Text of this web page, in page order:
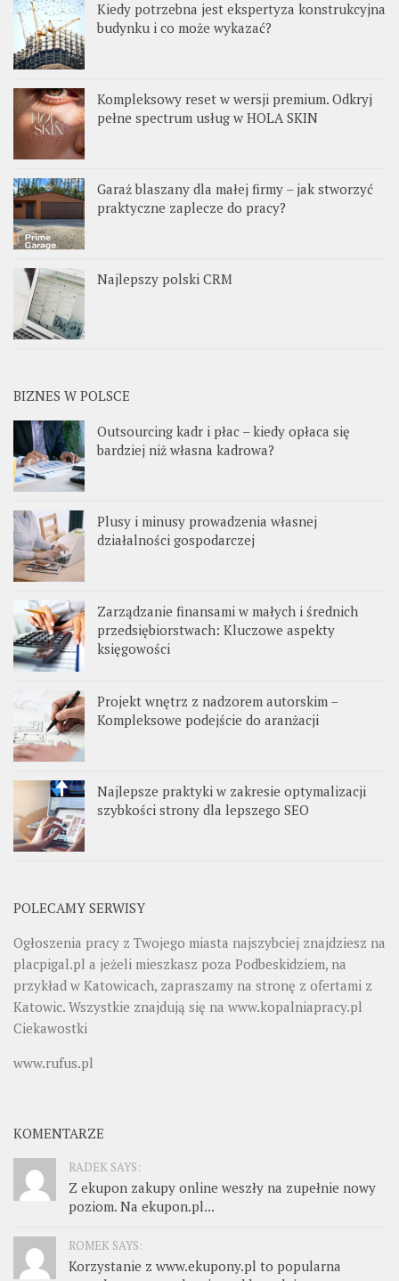
Kiedy potrzebna jest ekspertyza konstrukcyjna
budynku i co może wykazać?
Kompleksowy reset w wersji premium. Odkryj
pełne spectrum usług w HOLA SKIN
Garaż blaszany dla małej firmy – jak stworzyć
praktyczne zaplecze do pracy?
Najlepszy polski CRM
BIZNES W POLSCE
Outsourcing kadr i płac – kiedy opłaca się
bardziej niż własna kadrowa?
Plusy i minusy prowadzenia własnej
działalności gospodarczej
Zarządzanie finansami w małych i średnich
przedsiębiorstwach: Kluczowe aspekty
księgowości
Projekt wnętrz z nadzorem autorskim –
Kompleksowe podejście do aranżacji
Najlepsze praktyki w zakresie optymalizacji
szybkości strony dla lepszego SEO
POLECAMY SERWISY
Ogłoszenia pracy z Twojego miasta najszybciej znajdziesz na
placpigal.pl a jeżeli mieszkasz poza Podbeskidziem, na
przykład w Katowicach, zapraszamy na stronę z ofertami z
Katowic. Wszystkie znajdują się na www.kopalniapracy.pl
Ciekawostki
www.rufus.pl
KOMENTARZE
RADEK SAYS:
Z ekupon zakupy online weszły na zupełnie nowy
poziom. Na ekupon.pl...
ROMEK SAYS:
Korzystanie z www.ekupony.pl to popularna